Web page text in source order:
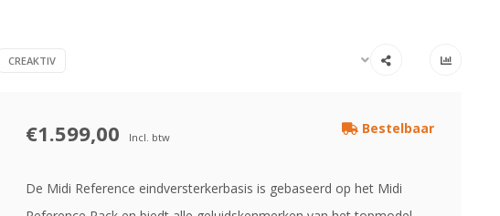
CREAKTIV
€1.599,00 Incl. btw
Bestelbaar
De Midi Reference eindversterkerbasis is gebaseerd op het Midi